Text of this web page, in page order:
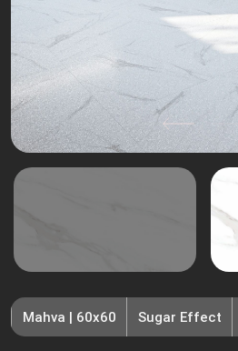
Sugar Effect
Mahva | 60x60